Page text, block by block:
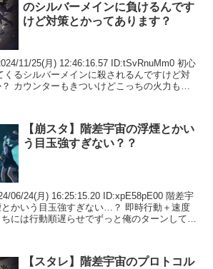
のシルバーメインに負けるんです
けど対策とかってあります？
11/25(月) 12:46:16.57 ID:tSvRnuMm0 初心
くるシルバーメインに殺されるんですけど対
カウンターもきついけどこっちの火力も低
【崩スタ】階差宇宙の浮煙とかい
う目玉強すぎない？？
06/24(月) 16:25:15.20 ID:xpE58pE00 階差宇
かいう目玉強すぎない…？ 即時行動＋速度
には行動順遅らせでずっと俺のターンしてく
【スタレ】階差宇宙のプロトコル